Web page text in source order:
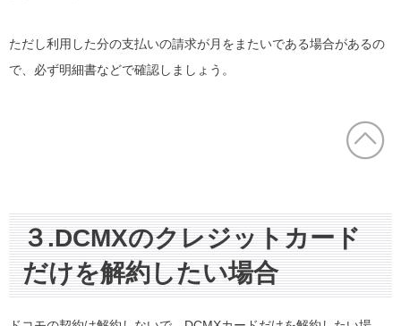
ただし利用した分の支払いの請求が月をまたいである場合があるの
で、必ず明細書などで確認しましょう。
３.DCMXのクレジットカード
だけを解約したい場合